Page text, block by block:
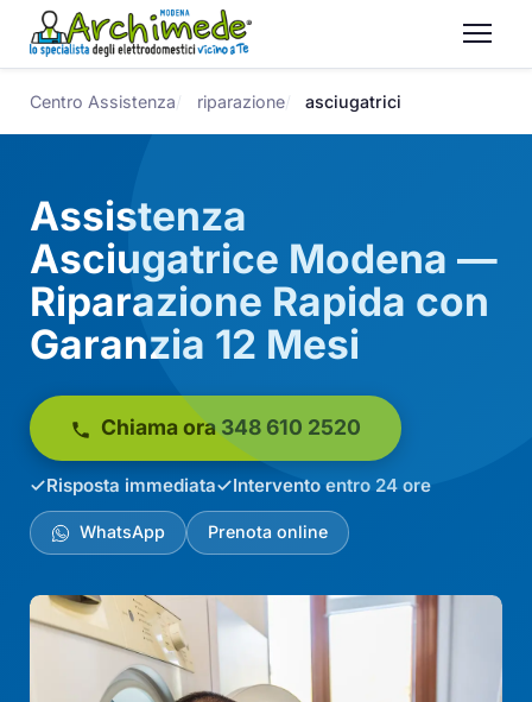
Centro Assistenza riparazione asciugatrici
Assistenza
Asciugatrice Modena —
Riparazione Rapida con
Garanzia 12 Mesi
Chiama ora 348 610 2520
Risposta immediata Intervento entro 24 ore
WhatsApp Prenota online